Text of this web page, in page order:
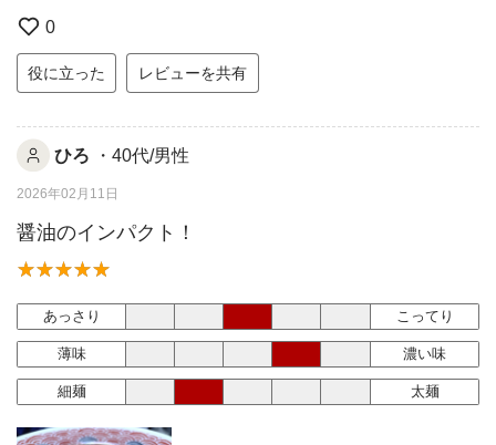
0
役に立った レビューを共有
ひろ ・40代/男性
2026年02月11日
醤油のインパクト！
あっさり こってり
薄味 濃い味
細麺 太麺